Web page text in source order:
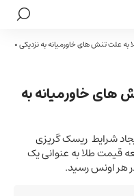
تنش های خاورمیانه به نزدیکی 2400 دلار رسید
خاورمیانه به
شرایط ریسک گریزی
قیمت طلا به عنوانی یک